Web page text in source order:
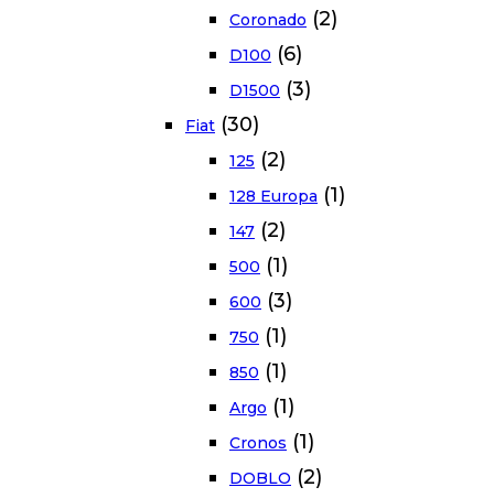
Coronado (2)
D100 (6)
D1500 (3)
Fiat (30)
125 (2)
128 Europa (1)
147 (2)
500 (1)
600 (3)
750 (1)
850 (1)
Argo (1)
Cronos (1)
DOBLO (2)